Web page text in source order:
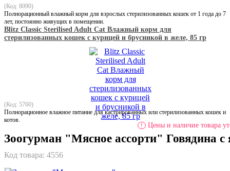
(Код: 8090)
Полнорационный влажный корм для взрослых стерилизованных кошек от 1 года до 7
лет, постоянно живущих в помещении.
Blitz Classic Sterilised Adult Cat Влажный корм для
стерилизованных кошек с курицей и брусникой в желе, 85 гр
(Код: 5760)
Полнорационное влажное питание для кастрированных или стерилизованных кошек и
котов.
! Цены и наличие товара
Зоогурман "Мясное ассорти" Говядина с
Код товара: 4556